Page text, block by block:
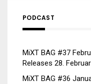
PODCAST
MiXT BAG #37
Releases 28.
MiXT BAG #36